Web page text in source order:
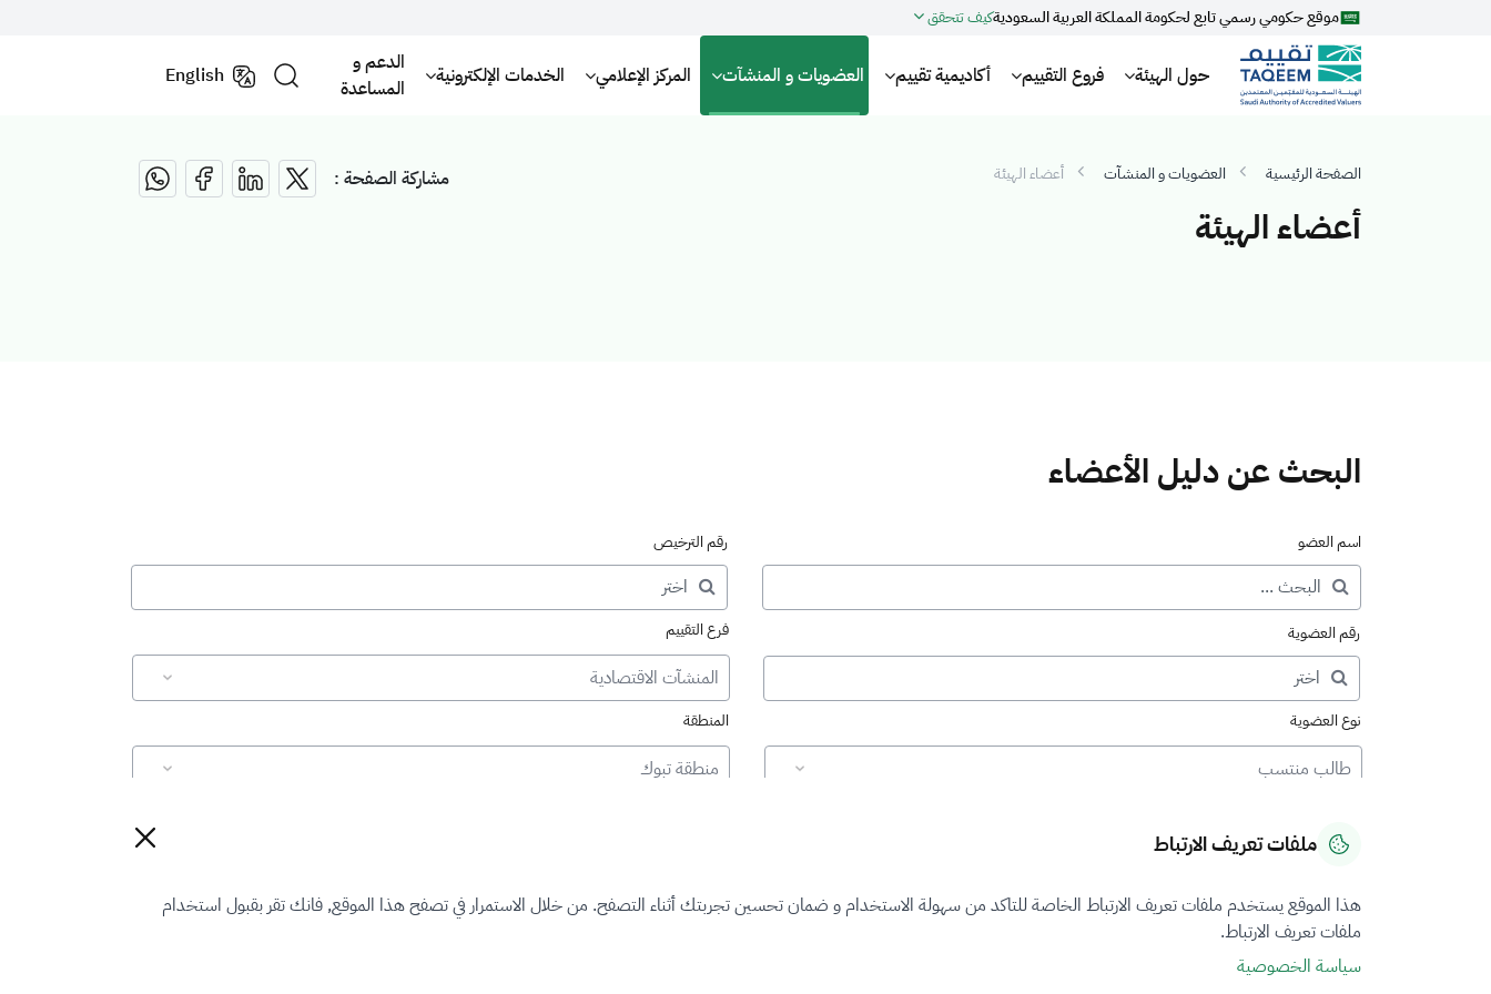
موقع حكومي رسمي تابع لحكومة المملكة العربية السعوديةكيف تتحقق
حول الهيئة فروع التقييم أكاديمية تقييم العضويات و المنشآت المركز الإعلامي الخدمات الإلكترونية
الدعم و
المساعدة
English
الصفحة الرئيسية العضويات و المنشآت أعضاء الهيئة مشاركة الصفحة :
أعضاء الهيئة
البحث عن دليل الأعضاء
اسم العضو رقم الترخيص
رقم العضوية فرع التقييم
المنشآت الاقتصادية
نوع العضوية
طالب منتسب
المنطقة
منطقة تبوك
إعادة تعيين ملفات تعريف الارتباط
هذا الموقع يستخدم ملفات تعريف الارتباط الخاصة للتاكد من سهولة الاستخدام و ضمان تحسين تجربتك أثناء التصفح. من خلال الاستمرار في تصفح هذا الموقع, فانك تقر بقبول استخدام
ملفات تعريف الارتباط.
سياسة الخصوصية